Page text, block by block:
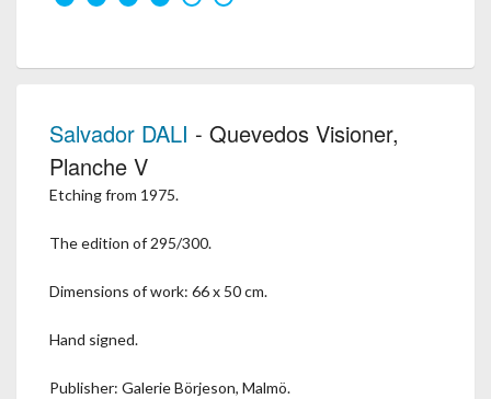
Salvador DALI - Quevedos Visioner,
Planche V
Etching from 1975.
The edition of 295/300.
Dimensions of work: 66 x 50 cm.
Hand signed.
Publisher: Galerie Börjeson, Malmö.